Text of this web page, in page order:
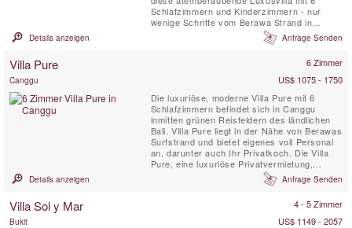
Schlafzimmern und Kinderzimmern - nur
wenige Schritte vom Berawa Strand in
Canggu entfernt - eine lebendige Neuheit in
diesem trendigen Bali Stranddorf. Perfekt für
gerne zusammen Urlaub machen und
dennoch ihren eigenen privaten Raum ...
Details anzeigen Anfrage Senden
Villa Pure 6 Zimmer
Canggu
US$ 1075 - 1750
Die luxuriöse, moderne Villa Pure mit 6
Schlafzimmern befindet sich in Canggu
inmitten grünen Reisfeldern des ländlichen
Bali. Villa Pure liegt in der Nähe von Berawas
Surfstrand und bietet eigenes voll Personal
an, darunter auch Ihr Privatkoch. Die Villa
Pure, eine luxuriöse Privatvermietung,
verfügt über große tropische Gärten, einen
15-Meter-Pool mit einer großen schattigen
geräumige und komfortabel eingerichtete
Details anzeigen Anfrage Senden
Villa Sol y Mar 4 - 5 Zimmer
Bukit
US$ 1149 - 2057